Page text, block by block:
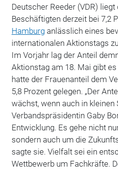
Deutscher Reeder (VDR)
Beschäftigten derzeit bei 7,2
Hamburganlässlich eines
internationalen Aktionstags
Im Vorjahr lag der Anteil
Aktionstag am 18. Mai gibt
hatte der Frauenanteil dem
5,8 Prozent gelegen. „Der
wächst, wenn auch in kleinen
Verbandspräsidentin Gaby
Entwicklung. Es gehe nicht
sondern auch um die
sagte sie. Vielfalt sei ein
Wettbewerb um Fachkräfte.